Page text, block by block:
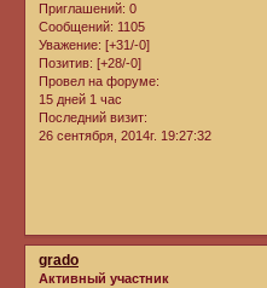
Приглашений: 0
Сообщений: 1105
Уважение: [+31/-0]
Позитив: [+28/-0]
Провел на форуме:
15 дней 1 час
Последний визит:
26 сентября, 2014г. 19:27:32
grado
Активный участник